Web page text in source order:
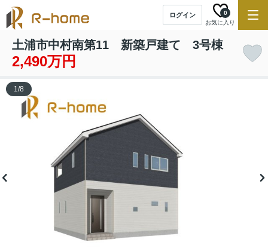
ログイン
お気に入り
0
土浦市中村南第11 新築戸建て 3号棟
2,490万円
1/8